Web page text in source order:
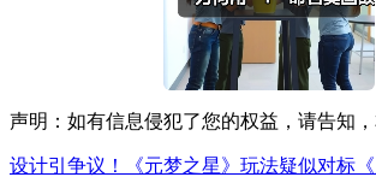
声明：如有信息侵犯了您的权益，请告知，
设计引争议！《元梦之星》玩法疑似对标《